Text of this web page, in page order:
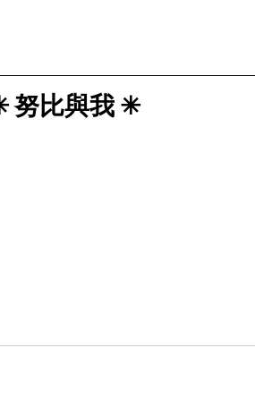
努比與我 ✳︎